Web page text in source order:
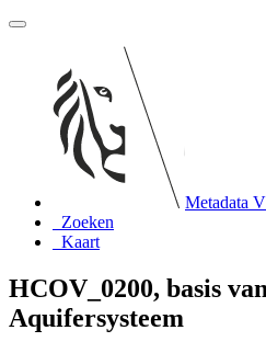
Metadata
Zoeken
Kaart
HCOV_0200, basis
Aquifersysteem